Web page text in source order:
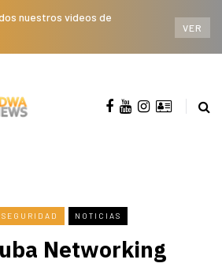
nuestros videos de
VER
NOTICIAS
Networking